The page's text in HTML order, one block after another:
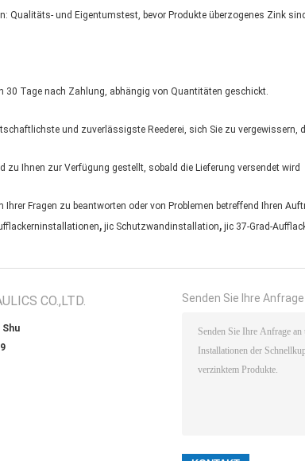
Qualitäts- und Eigentumstest, bevor Produkte überzogenes Zink
30 Tage nach Zahlung, abhängig von Quantitäten geschickt.
und zuverlässigste Reederei, sich Sie zu vergewissern,
zu Ihnen zur Verfügung gestellt, sobald die Lieferung versendet wird
Fragen zu beantworten oder von Problemen betreffend Ihren
, jic Schutzwandinstallation, jic 37-Grad-
CO.,LTD.
Shu
Senden Sie Ihre